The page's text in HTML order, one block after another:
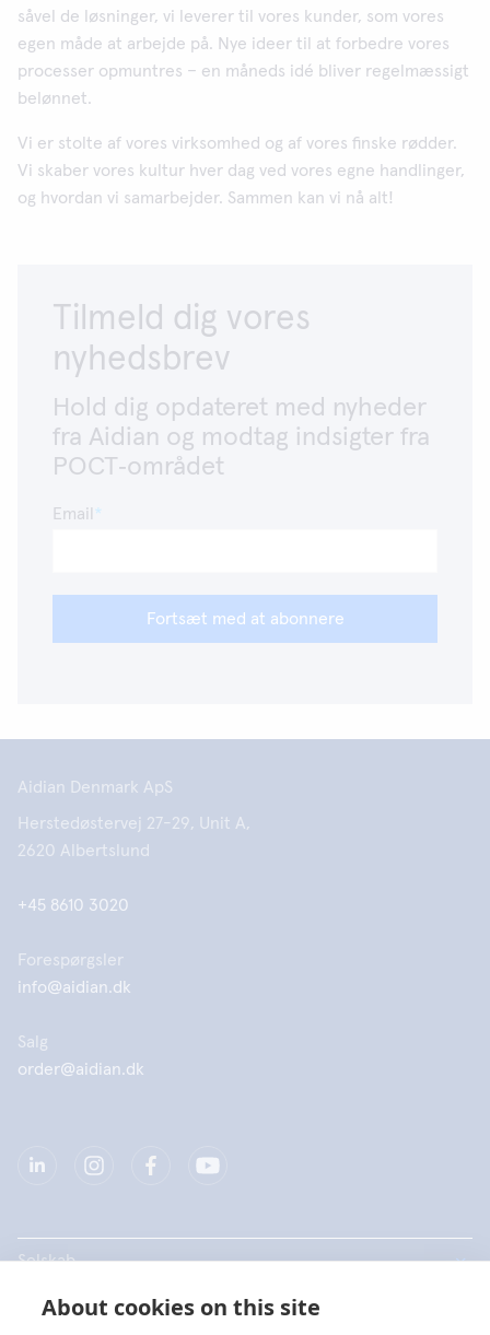
About cookies on this site
såvel de løsninger, vi leverer til vores kunder, som vores
egen måde at arbejde på. Nye ideer til at forbedre vores
processer opmuntres – en måneds idé bliver regelmæssigt
belønnet.
Vi er stolte af vores virksomhed og af vores finske rødder.
Vi skaber vores kultur hver dag ved vores egne handlinger,
og hvordan vi samarbejder. Sammen kan vi nå alt!
Tilmeld dig vores
nyhedsbrev
Hold dig opdateret med nyheder
fra Aidian og modtag indsigter fra
POCT‑området
Email
Fortsæt med at abonnere
Aidian Denmark ApS
Herstedøstervej 27-29, Unit A,
2620 Albertslund
+45 8610 3020
Forespørgsler
info@aidian.dk
Salg
order@aidian.dk
Selskab
Produkter